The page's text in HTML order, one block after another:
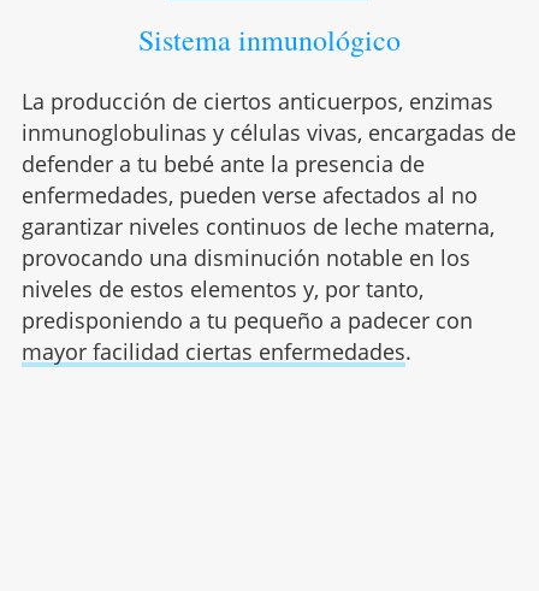
Sistema inmunológico
La producción de ciertos anticuerpos, enzimas
inmunoglobulinas y células vivas, encargadas de
defender a tu bebé ante la presencia de
enfermedades, pueden verse afectados al no
garantizar niveles continuos de leche materna,
provocando una disminución notable en los
niveles de estos elementos y, por tanto,
predisponiendo a tu pequeño a padecer con
mayor facilidad ciertas enfermedades.